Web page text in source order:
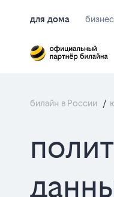
для дома
билайн в России /